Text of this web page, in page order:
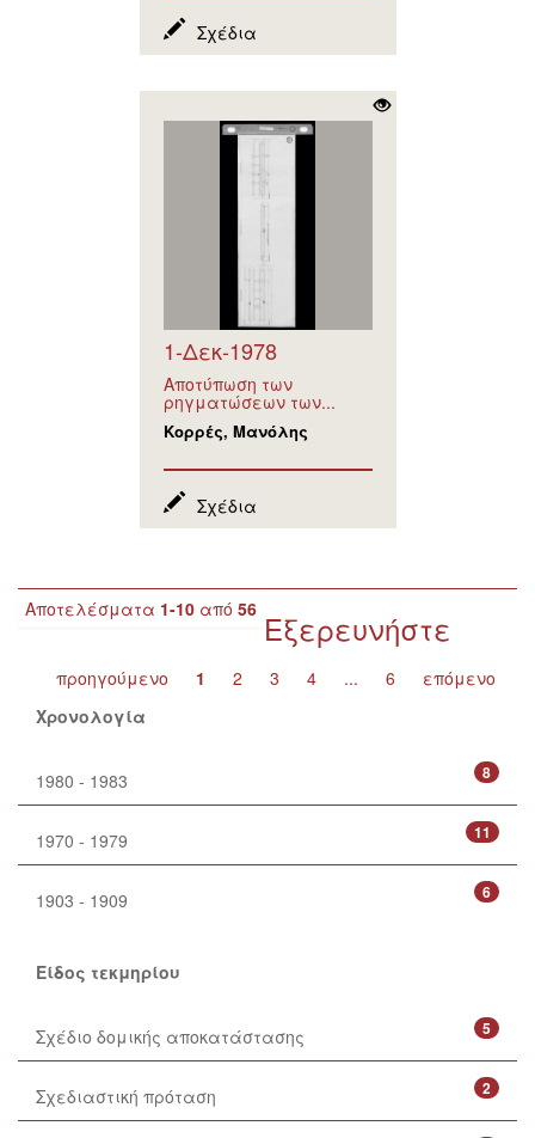
Σχέδια
1-Δεκ-1978
Αποτύπωση των
ρηγματώσεων των...
Κορρές, Μανόλης
Σχέδια
Αποτελέσματα 1-10 από 56
προηγούμενο 1 2 3 4 ... 6 επόμενο
Εξερευνήστε
Χρονολογία
8
1980 - 1983
11
1970 - 1979
6
1903 - 1909
Είδος τεκμηρίου
5
Σχέδιο δομικής αποκατάστασης
2
Σχεδιαστική πρόταση